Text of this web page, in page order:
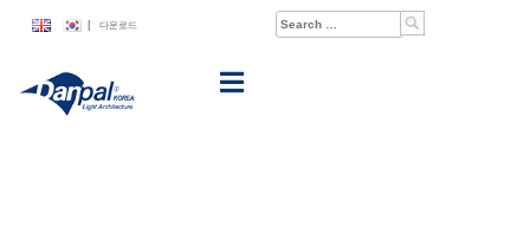
content
Search
다운로드